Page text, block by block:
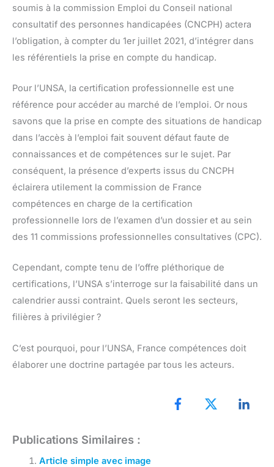
soumis à la commission Emploi du Conseil national
consultatif des personnes handicapées (CNCPH) actera
l’obligation, à compter du 1er juillet 2021, d’intégrer dans
les référentiels la prise en compte du handicap.
Pour l’UNSA, la certification professionnelle est une
référence pour accéder au marché de l’emploi. Or nous
savons que la prise en compte des situations de handicap
dans l’accès à l’emploi fait souvent défaut faute de
connaissances et de compétences sur le sujet. Par
conséquent, la présence d’experts issus du CNCPH
éclairera utilement la commission de France
compétences en charge de la certification
professionnelle lors de l’examen d’un dossier et au sein
des 11 commissions professionnelles consultatives (CPC).
Cependant, compte tenu de l’offre pléthorique de
certifications, l’UNSA s’interroge sur la faisabilité dans un
calendrier aussi contraint. Quels seront les secteurs,
filières à privilégier ?
C’est pourquoi, pour l’UNSA, France compétences doit
élaborer une doctrine partagée par tous les acteurs.
Publications Similaires :
Article simple avec image